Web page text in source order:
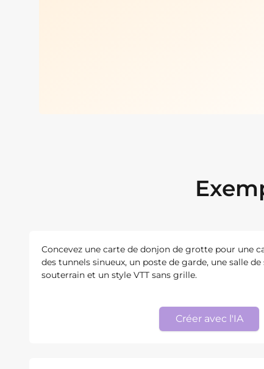
Concevez une carte de donjon de grotte pour une
des tunnels sinueux, un poste de garde, une salle
souterrain et un style VTT sans grille.
Créer avec l'IA